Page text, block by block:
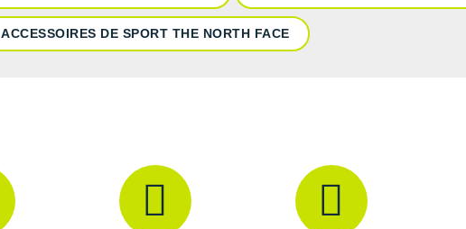
ACCESSOIRES DE SPORT THE NORTH FACE